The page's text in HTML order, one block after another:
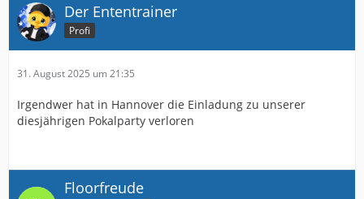
Der Ententrainer
Profi
31. August 2025 um 21:35
Irgendwer hat in Hannover die Einladung zu unserer
diesjährigen Pokalparty verloren
Floorfreude